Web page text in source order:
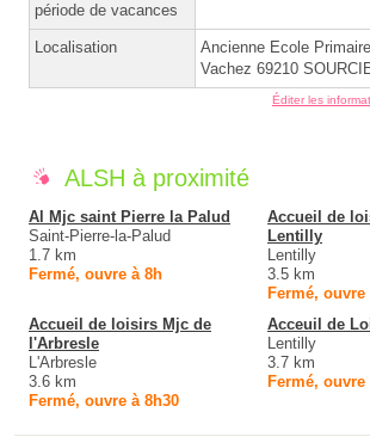
période de vacances
Localisation
Ancienne Ecole
Vachez 69210
Éditer les
ALSH à proximité
Al Mjc saint Pierre la Palud
Saint-Pierre-la-Palud
1.7 km
Fermé, ouvre à 8h
Accueil de
Lentilly
Lentilly
3.5 km
Fermé, ouvre
Accueil de loisirs Mjc de
l'Arbresle
L'Arbresle
3.6 km
Fermé, ouvre à 8h30
Acceuil de
Lentilly
3.7 km
Fermé, ouvre